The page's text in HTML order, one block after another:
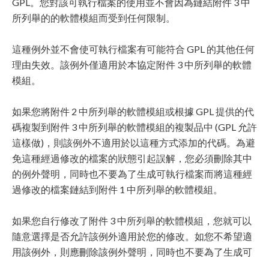
所列舉的的軟體模組而受到任何限制。
這種例外並不會使可執行檔案有可能符合 GPL 的其他任何
理由失效。該例外僅適用於本協定附件 3 中所列舉的軟體
模組。
如果您將附件 2 中所列舉的軟體模組或根據 GPL 提供的代
碼複製到附件 3 中所列舉的軟體模組的複製品中 (GPL 允許
這樣做)，則該例外不適用於以這種方式添加的代碼。為避
免這種經過修改的檔案的狀態引起誤解，您必須刪除其中
的例外聲明，同時也不要為了生成可執行檔案而將這種經
過修改的檔案鏈結到附件 1 中所列舉的軟體模組。
如果您自行修改了附件 3 中所列舉的軟體模組，您就可以
隨意選擇是否允許該例外適用於您的修改。如您不希望適
用該例外，則應刪除該例外聲明，同時也不要為了生成可